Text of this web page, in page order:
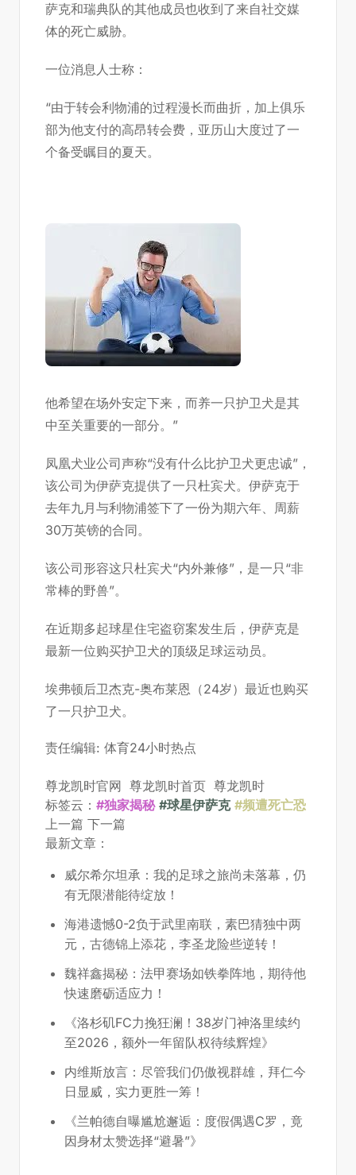
萨克和瑞典队的其他成员也收到了来自社交媒
体的死亡威胁。
一位消息人士称：
“由于转会利物浦的过程漫长而曲折，加上俱乐
部为他支付的高昂转会费，亚历山大度过了一
个备受瞩目的夏天。
他希望在场外安定下来，而养一只护卫犬是其
中至关重要的一部分。”
凤凰犬业公司声称“没有什么比护卫犬更忠诚”，
该公司为伊萨克提供了一只杜宾犬。伊萨克于
去年九月与利物浦签下了一份为期六年、周薪
30万英镑的合同。
该公司形容这只杜宾犬“内外兼修”，是一只“非
常棒的野兽”。
在近期多起球星住宅盗窃案发生后，伊萨克是
最新一位购买护卫犬的顶级足球运动员。
埃弗顿后卫杰克-奥布莱恩（24岁）最近也购买
了一只护卫犬。
责任编辑: 体育24小时热点
尊龙凯时官网 尊龙凯时首页 尊龙凯时
标签云： #独家揭秘 #球星伊萨克 #频遭死亡恐
上一篇 下一篇
最新文章：
威尔希尔坦承：我的足球之旅尚未落幕，仍
有无限潜能待绽放！
海港遗憾0-2负于武里南联，素巴猜独中两
元，古德锦上添花，李圣龙险些逆转！
魏祥鑫揭秘：法甲赛场如铁拳阵地，期待他
快速磨砺适应力！
《洛杉矶FC力挽狂澜！38岁门神洛里续约
至2026，额外一年留队权待续辉煌》
内维斯放言：尽管我们仍傲视群雄，拜仁今
日显威，实力更胜一筹！
《兰帕德自曝尴尬邂逅：度假偶遇C罗，竟
因身材太赞选择“避暑”》